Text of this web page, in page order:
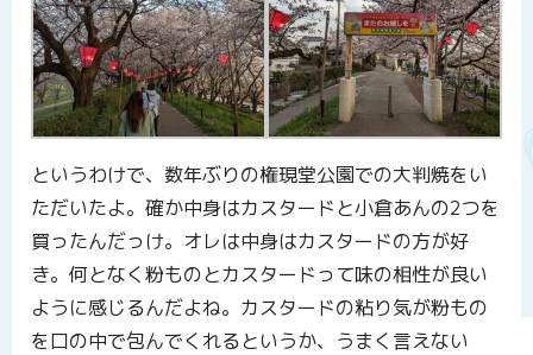
というわけで、数年ぶりの権現堂公園での大判焼をい
ただいたよ。確か中身はカスタードと小倉あんの2つを
買ったんだっけ。オレは中身はカスタードの方が好
き。何となく粉ものとカスタードって味の相性が良い
ように感じるんだよね。カスタードの粘り気が粉もの
を口の中で包んでくれるというか、うまく言えない